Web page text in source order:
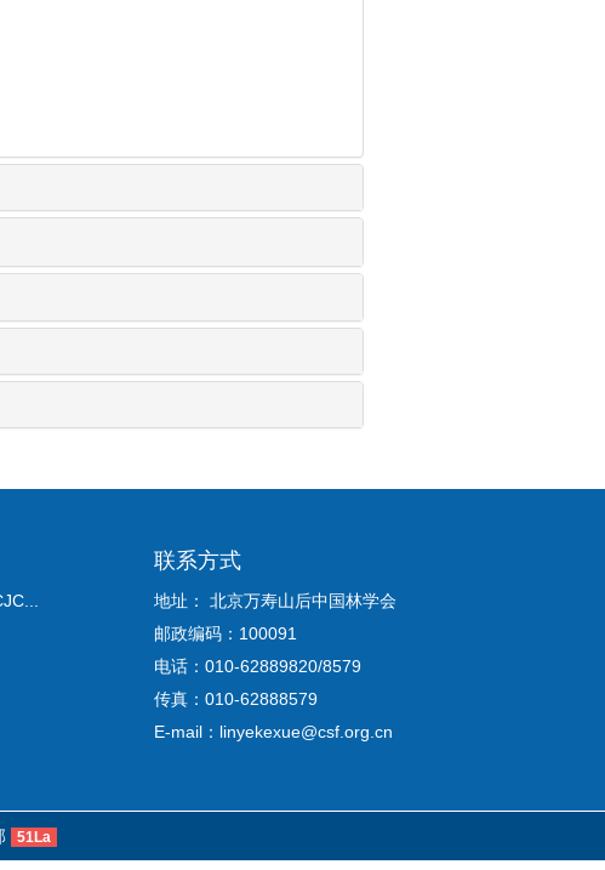
联系方式
地址： 北京万寿山后中国林学会
邮政编码：100091
电话：010-62889820/8579
传真：010-62888579
E-mail：linyekexue@csf.org.cn
51La